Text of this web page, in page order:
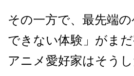
その一方で、最先端
できない体験」がま
アニメ愛好家はそう